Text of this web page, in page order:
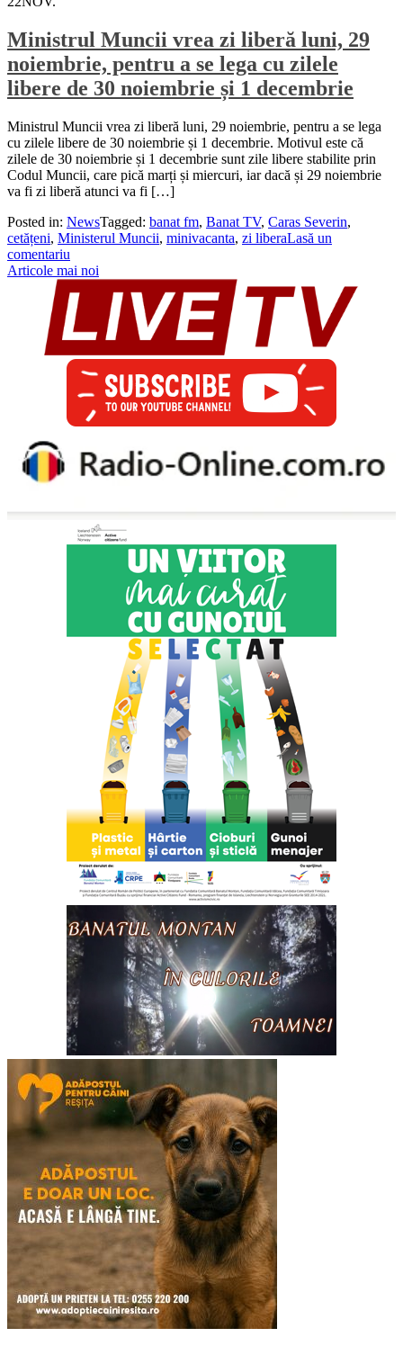
Ministrul Muncii vrea zi liberă luni, 29
noiembrie, pentru a se lega cu zilele
libere de 30 noiembrie și 1 decembrie
Ministrul Muncii vrea zi liberă luni, 29 noiembrie, pentru a se lega
cu zilele libere de 30 noiembrie și 1 decembrie. Motivul este că
zilele de 30 noiembrie și 1 decembrie sunt zile libere stabilite prin
Codul Muncii, care pică marți și miercuri, iar dacă și 29 noiembrie
va fi zi liberă atunci va fi […]
Posted in: NewsTagged: banat fm, Banat TV, Caras Severin,
cetățeni, Ministerul Muncii, minivacanta, zi liberaLasă un
comentariu
Navigare
articole
Articole mai noi